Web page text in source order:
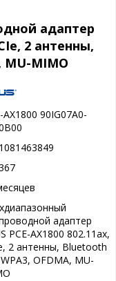
адаптер
2 антенны,
MU-MIMO
AX1800 90IG07A0-
адаптер
PCE-AX1800 802.11ax,
2 антенны, Bluetooth
OFDMA, MU-